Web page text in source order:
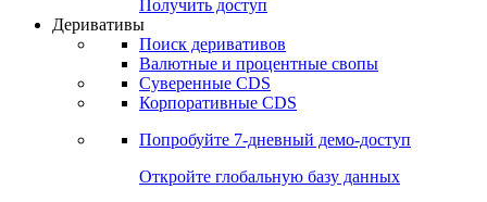
Получить доступ
Деривативы
Поиск деривативов
Валютные и процентные свопы
Суверенные CDS
Корпоративные CDS
Попробуйте 7-дневный демо-доступ
Откройте глобальную базу данных